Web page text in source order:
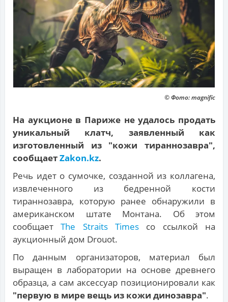
© Фото: magnific
На аукционе в Париже не удалось продать
уникальный клатч, заявленный как
изготовленный из "кожи тираннозавра",
сообщаетZakon.kz.
Речь идет о сумочке, созданной из коллагена,
извлеченного из бедренной кости
тираннозавра, которую ранее обнаружили в
американском штате Монтана. Об этом
сообщаетThe Straits Times со ссылкой на
аукционный дом Drouot.
По данным организаторов, материал был
выращен в лаборатории на основе древнего
образца, а сам аксессуар позиционировали как
"первую в мире вещь из кожи динозавра".